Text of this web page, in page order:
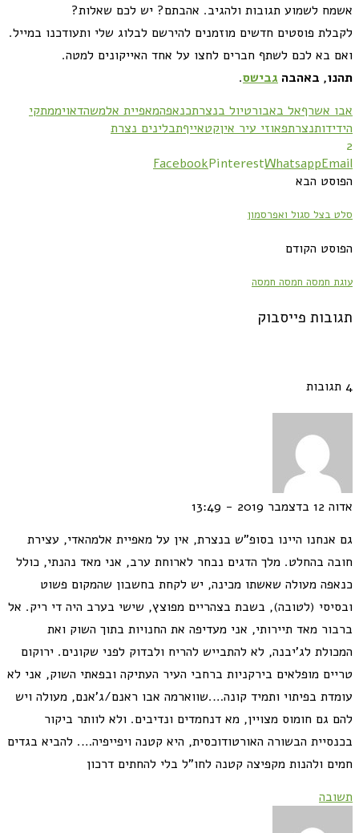
אשמח לשמוע תגובות ולהגיב. אהבתם? יש לכם שאלות?
לקבלת פוסטים חדשים מוזמנים להירשם לבלוג שלי ותעודכנו במייל.
ואם בא לכם לשתף חברים לחצו על אחד האייקונים למטה.
תהנו, באהבה גבישס.
אבו אשרףאל באבורטיול בנצרתכנאפהמאפיית אלמשהדאויממתקי
הידידותנצרתפאוזי עיר איןקטאייףתבלינים נצרת
2
FacebookPinterestWhatsappEmail
הפוסט הבא
סלט בצל סגול ואפרסמון
הפוסט הקודם
עוגת חמסה חמסה חמסה
תגובות פייסבוק
4 תגובות
אדוה 12 בדצמבר 2019 - 13:49
גם אנחנו היינו בסופ"ש בנצרת, אין על מאפיית אלמהאדי, עצירת
חובה בהחלט. מלך הדגים נבחר לארוחת ערב, אני מאד נהנתי, כולל
כנאפה מעולה שאשתו מכינה, יש לקחת בחשבון שהמקום פשוט
ובסיסי (לטובה), בשבת בצהריים מפוצץ, שישי בערב היה די ריק. אל
ברבור מאד תיירותי, אני מעדיפה את החנויות בתוך השוק ואת
המכולת לג'יבנה, לא להתבייש להריח ולבדוק לפני שקונים. ירוקום
טריים מופלאים בירקניות ברחבי העיר העתיקה ובפאתי השוק, אני לא
עומדת בפיתוי ותמיד קונה….שווארמה אבו ראנם/ג'אנם, מעולה ויש
להם גם חומוס מצויין, מא דנחמדים ונדיבים. ולא לוותר ביקור
בכנסיית הבשורה האורטודוכסית, היא קטנה ויפייפיה…. להביא בגדים
חמים ולהנות מקפיצה קטנה לחו"ל בלי להחתים דרכון
תשובה